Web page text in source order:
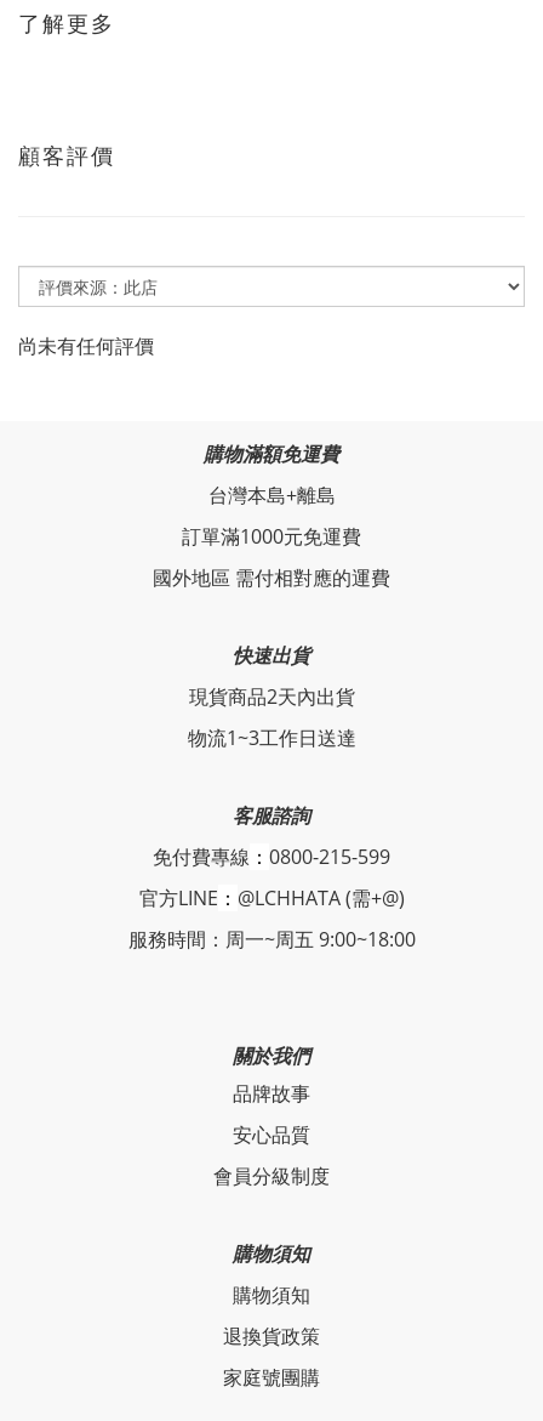
了解更多
顧客評價
尚未有任何評價
購物滿額免運費
台灣本島+離島
訂單滿1000元免運費
國外地區 需付相對應的運費
快速出貨
現貨商品2天內出貨
物流1~3工作日送達
客服諮詢
免付費專線 ： 0800-215-599
官方LINE ： @LCHHATA (需+@)
服務時間：周一~周五 9:00~18:00
關於我們
品牌故事
安心品質
會員分級制度
購物須知
購物須知
退換貨政策
家庭號團購